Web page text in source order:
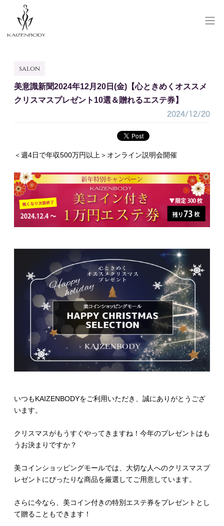
SCHOOL RESERVE
研修予約
お問い合わせ
salon
美意識新聞2024年12月20日(金)【心ときめくオススメ
クリスマスプレゼント10選＆贈れるエステ券】
2024/12/20
＜週4日で年収500万円以上＞オンライン説明会開催
いつもKAIZENBODYをご利用いただき、誠にありがとうござ
います。
クリスマスがもうすぐやってきますね！今年のプレゼントはも
うお決まりですか？
美コインショッピングモールでは、大切な人へのクリスマスプ
レゼントにぴったりな商品を厳選してご用意しています。
さらに今なら、美コイン付きの特別エステ券をプレゼントとし
て贈ることもできます！